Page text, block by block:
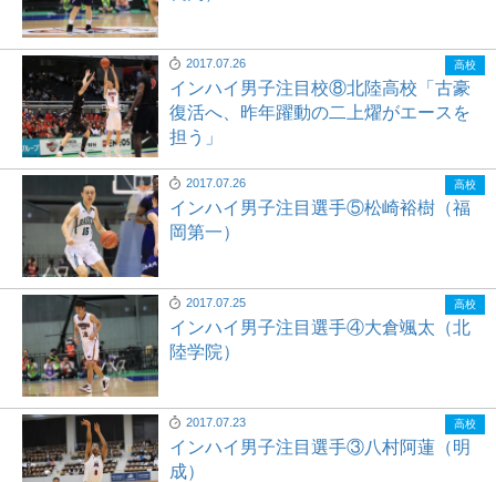
2017.07.26
インハイ男子注目校⑧北陸高校「古豪
復活へ、昨年躍動の二上燿がエースを
担う」
高校
2017.07.26
インハイ男子注目選手⑤松崎裕樹（福
岡第一）
高校
2017.07.25
インハイ男子注目選手④大倉颯太（北
陸学院）
高校
2017.07.23
インハイ男子注目選手③八村阿蓮（明
成）
高校